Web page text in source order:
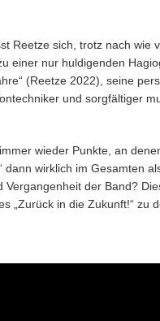
Reetze sich, trotz nach wie
einer nur huldigenden
(Reetze 2022), seine
und sorgfältiger
wieder Punkte, an
dann wirklich im Gesamten
der Band?
„Zurück in die Zukunft!“ zu